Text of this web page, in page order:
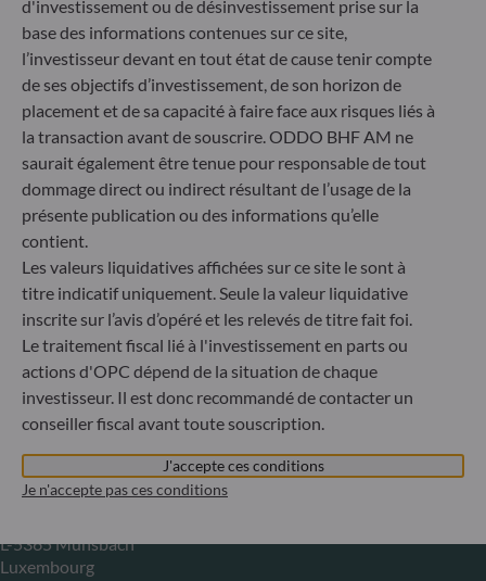
ODDO BHF Asset Management GmbH
Herzogstraße 15
40217 Düsseldorf
Allemagne
+49 (0) 211 239 24 01
Gallusanlage 8
60329 Frankfurt am Main
Allemagne
+49 (0) 69 920 50 0
Société de Gestion de Portefeuille agréée par la
Bundesanstalt für Finanzdienstleistungsaufsicht (« BaFin »)
Enregistrement commercial : HRB 11971 tribunal local de
Düsseldorf
ODDO BHF Asset Management LUX
L-5365 Munsbach
Luxembourg
d'investissement ou de désinvestissement prise sur la
base des informations contenues sur ce site,
l’investisseur devant en tout état de cause tenir compte
de ses objectifs d’investissement, de son horizon de
placement et de sa capacité à faire face aux risques liés à
la transaction avant de souscrire. ODDO BHF AM ne
saurait également être tenue pour responsable de tout
dommage direct ou indirect résultant de l’usage de la
présente publication ou des informations qu’elle
contient.
Les valeurs liquidatives affichées sur ce site le sont à
titre indicatif uniquement. Seule la valeur liquidative
inscrite sur l’avis d’opéré et les relevés de titre fait foi.
Le traitement fiscal lié à l'investissement en parts ou
actions d'OPC dépend de la situation de chaque
investisseur. Il est donc recommandé de contacter un
conseiller fiscal avant toute souscription.
J'accepte ces conditions
Je n'accepte pas ces conditions